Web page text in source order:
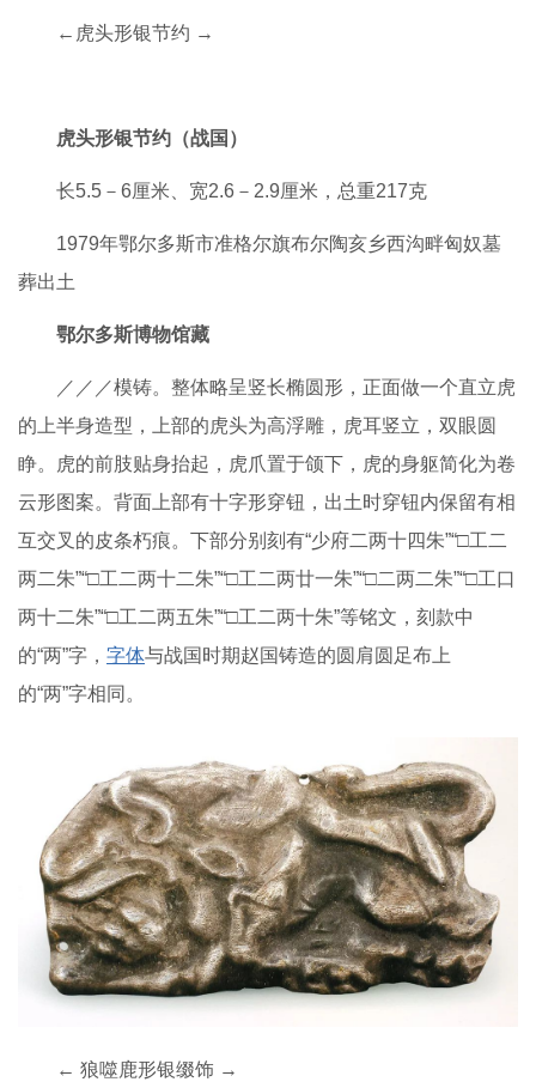
←虎头形银节约 →
虎头形银节约（战国）
长5.5－6厘米、宽2.6－2.9厘米，总重217克
1979年鄂尔多斯市准格尔旗布尔陶亥乡西沟畔匈奴墓
葬出土
鄂尔多斯博物馆藏
／／／模铸。整体略呈竖长椭圆形，正面做一个直立虎
的上半身造型，上部的虎头为高浮雕，虎耳竖立，双眼圆
睁。虎的前肢贴身抬起，虎爪置于颌下，虎的身躯简化为卷
云形图案。背面上部有十字形穿钮，出土时穿钮内保留有相
互交叉的皮条朽痕。下部分别刻有“少府二两十四朱”“□工二
两二朱”“□工二两十二朱”“□工二两廿一朱”“□二两二朱”“□工口
两十二朱”“□工二两五朱”“□工二两十朱”等铭文，刻款中
的“两”字， 字体与战国时期赵国铸造的圆肩圆足布上
的“两”字相同。
← 狼噬鹿形银缀饰 →